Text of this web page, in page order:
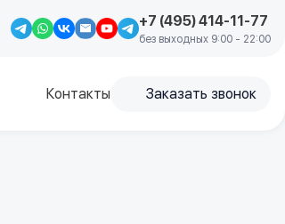
+7 (495) 414-11-77
без выходных 9:00 - 22:00
Контакты Заказать звонок